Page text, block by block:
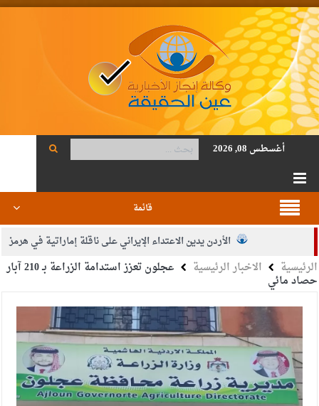
أغسطس 08, 2026
قائمة
الأردن يدين الاعتداء الإيراني على ناقلة إماراتية في هرمز
الصحة: 1257 شهيدا بغزة منذ وقف النار
حزب التغيير يطلق فعاليات اعمال المدرسة الحزبية..صور
مدير مهرجان جرش.. نهج ميداني يؤمن بلغة الحوار والشراكة
الرئيسية الاخبار الرئيسية عجلون تعزز استدامة الزراعة بـ 210 آبار
حصاد مائي